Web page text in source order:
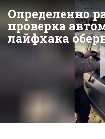
Определенно
проверка
лайфхака